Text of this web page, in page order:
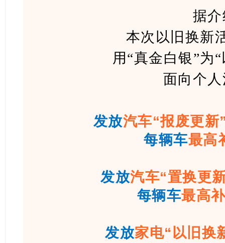
据
本次以旧换新
用“真金白银”为
面向个
发放汽车“报废更新
每辆车最高
发放汽车“置换更
每辆车最高
发放家电“以旧换